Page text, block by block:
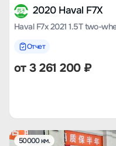
2020 Haval F7X
Отчет
от3 261 200₽
50000 км.